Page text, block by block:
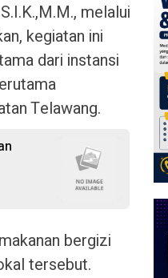
melalui
kegiatan ini
dari instansi
Telawang.
bergizi
tersebut.